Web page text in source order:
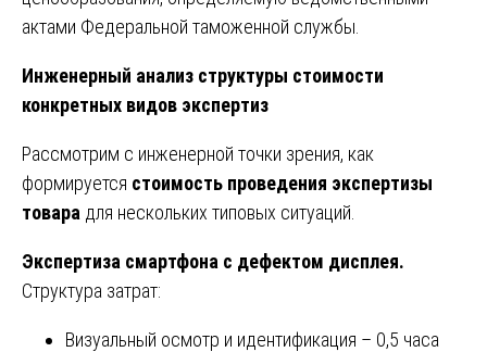
актами Федеральной таможенной службы.
Инженерный анализ структуры стоимости
конкретных видов экспертиз
Рассмотрим с инженерной точки зрения, как
формируется стоимость проведения экспертизы
товара для нескольких типовых ситуаций.
Экспертиза смартфона с дефектом дисплея.
Структура затрат:
Визуальный осмотр и идентификация – 0,5 часа